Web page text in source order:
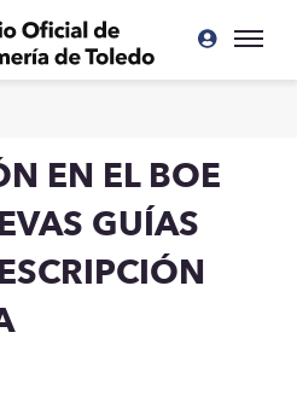
EN EL BOE
GUÍAS